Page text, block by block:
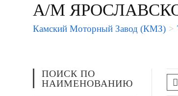
А/М
Камский Моторный Завод (КМЗ) >
ПОИСК ПО
НАИМЕНОВАНИЮ